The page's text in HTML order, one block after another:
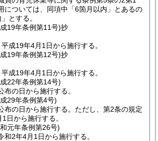
については、同項中「6箇月以内」とあるの
とする。
19年条例第11号)抄
成19年4月1日から施行する。
19年条例第12号)抄
成19年4月1日から施行する。
22年条例第14号)
布の日から施行する。
29年条例第4号)
布の日から施行する。 ただし、第2条の規定
日から施行する。
元年条例第26号)
和2年4月1日から施行する。